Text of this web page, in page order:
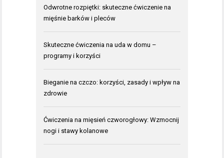
Odwrotne rozpiętki: skuteczne ćwiczenie na
mięśnie barków i pleców
Skuteczne ćwiczenia na uda w domu –
programy i korzyści
Bieganie na czczo: korzyści, zasady i wpływ na
zdrowie
Ćwiczenia na mięsień czworogłowy: Wzmocnij
nogi i stawy kolanowe